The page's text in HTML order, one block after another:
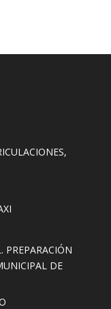
PREPARACIÓN
DE